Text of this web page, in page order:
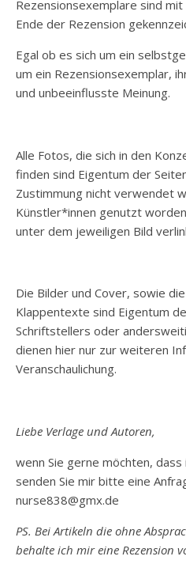
Rezensionsexemplare sind
Ende der Rezension
Egal ob es sich um ein
um ein Rezensionsexemplar,
und unbeeinflusste Meinung.
Alle Fotos, die sich in den
finden sind Eigentum der
Zustimmung nicht verwendet
Künstler*innen genutzt
unter dem jeweiligen Bild
Die Bilder und Cover, sowie
Klappentexte sind Eigentum
Schriftstellers oder
dienen hier nur zur weiteren
Veranschaulichung.
Liebe Verlage und Autoren,
wenn Sie gerne möchten,
senden Sie mir bitte eine
nurse838@gmx.de
PS. Bei Artikeln die ohne
behalte ich mir eine Rezension